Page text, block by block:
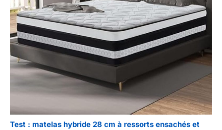
Test : matelas hybride 28 cm à ressorts ensachés et